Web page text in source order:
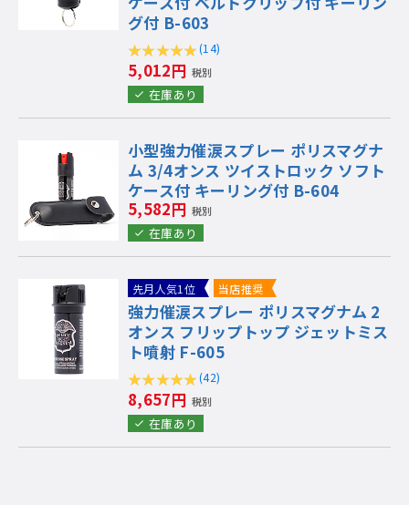
グ付 B-603
(14)
5,012円 税別
在庫あり
小型強力催涙スプレー ポリスマグナ
ム 3/4オンス ツイストロック ソフト
ケース付 キーリング付 B-604
5,582円 税別
在庫あり
先月人気1位 当店推奨
強力催涙スプレー ポリスマグナム 2
オンス フリップトップ ジェットミス
ト噴射 F-605
(42)
8,657円 税別
在庫あり